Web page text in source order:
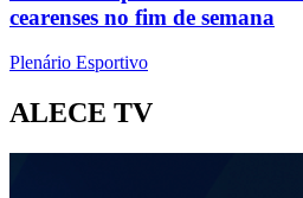
cearenses no fim de semana
Plenário Esportivo
ALECE TV